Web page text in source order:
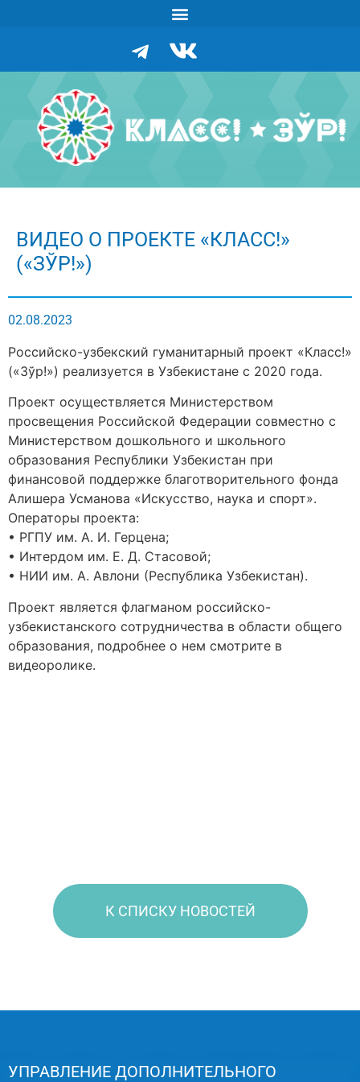
ВИДЕО О ПРОЕКТЕ «КЛАСС!»
(«ЗЎР!»)
02.08.2023
Российско-узбекский гуманитарный проект «Класс!»
(«Зўр!») реализуется в Узбекистане с 2020 года.
Проект осуществляется Министерством
просвещения Российской Федерации совместно с
Министерством дошкольного и школьного
образования Республики Узбекистан при
финансовой поддержке благотворительного фонда
Алишера Усманова «Искусство, наука и спорт».
Операторы проекта:
• РГПУ им. А. И. Герцена;
• Интердом им. Е. Д. Стасовой;
• НИИ им. А. Авлони (Республика Узбекистан).
Проект является флагманом российско-
узбекистанского сотрудничества в области общего
образования, подробнее о нем смотрите в
видеоролике.
К СПИСКУ НОВОСТЕЙ
УПРАВЛЕНИЕ ДОПОЛНИТЕЛЬНОГО